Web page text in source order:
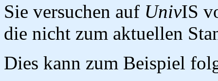
Sie versuchen auf UnivIS
die nicht zum aktuellen
Dies kann zum Beispiel